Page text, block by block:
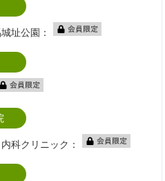
址公園：
科クリニック：